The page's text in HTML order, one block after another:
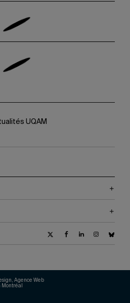
UQAM
Agence Web